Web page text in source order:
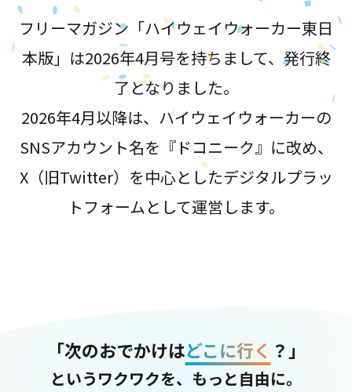
フリーマガジン「ハイウェイウォーカー東日
本版」は2026年4月号を持ちまして、発行終
了となりました。
2026年4月以降は、ハイウェイウォーカーの
SNSアカウント名を『ドコニーク』に改め、
X（旧Twitter）を中心としたデジタルプラッ
トフォームとして運営します。
「次のおでかけはどこに行く ？」
というワクワクを、もっと自由に。